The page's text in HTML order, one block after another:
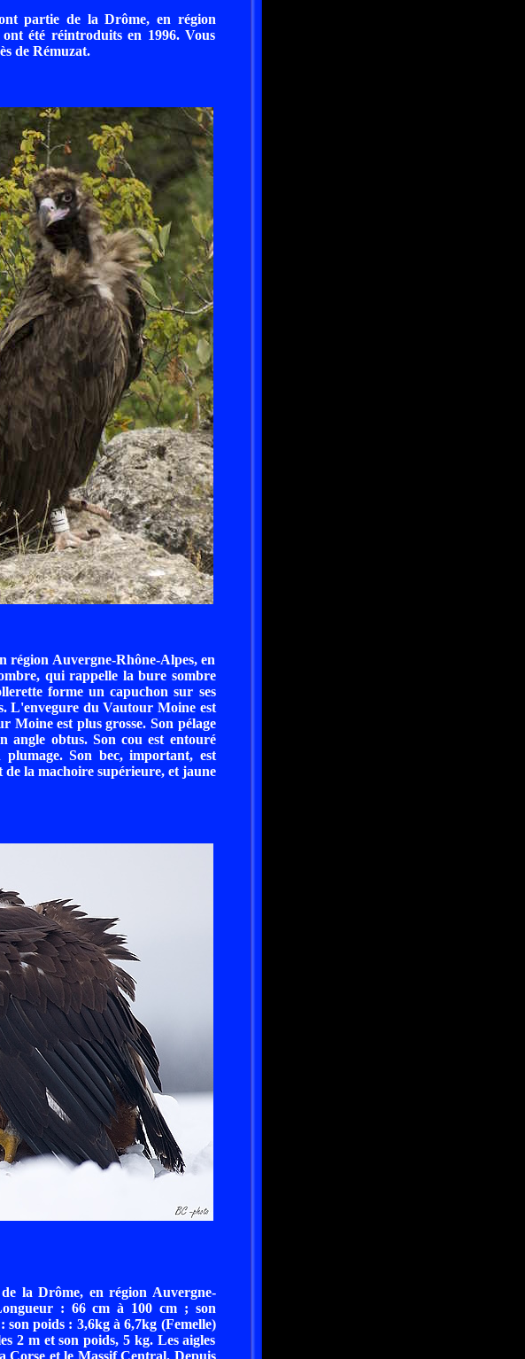
partie de la Drôme, en région
été réintroduits en 1996. Vous
de Rémuzat.
Auvergne-Rhône-Alpes, en
qui rappelle la bure sombre
forme un capuchon sur ses
L'envegure du Vautour Moine est
Moine est plus grosse. Son pélage
angle obtus. Son cou est entouré
Son bec, important, est
la machoire supérieure, et jaune
la Drôme, en région Auvergne-
: 66 cm à 100 cm ; son
poids : 3,6kg à 6,7kg (Femelle)
2 m et son poids, 5 kg. Les aigles
Corse et le Massif Central. Depuis